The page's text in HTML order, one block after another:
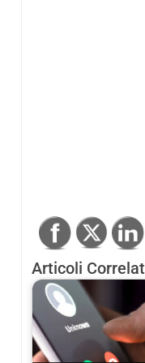
Articoli